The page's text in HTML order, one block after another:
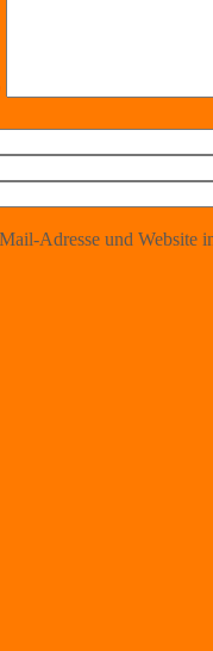
Adresse und Website